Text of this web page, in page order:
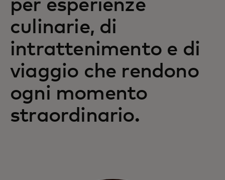
Mastercard consente a te e a chi ami di
beneficiare di vantaggi ed esperienze
eccezionali.
per esperienze
culinarie, di
intrattenimento e di
viaggio che rendono
ogni momento
straordinario.